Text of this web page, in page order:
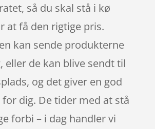
så du skal stå i kø
at få den rigtige pris.
kan sende produkterne
eller de kan blive sendt til
og det giver en god
dig. De tider med at stå
forbi – i dag handler vi